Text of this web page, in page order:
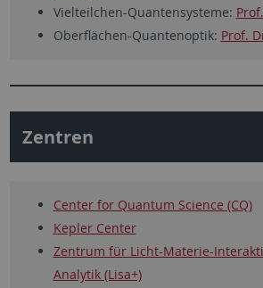
Vielteilchen-Quantensysteme:
Oberflächen-Quantenoptik: Prof.
Zentren
Center for Quantum Science (CQ)
Kepler Center
Zentrum für Licht-Materie-
Analytik (Lisa+)